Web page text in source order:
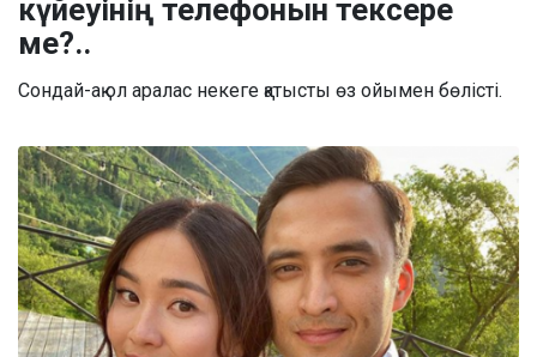
күйеуінің телефонын тексере
ме?..
Сондай-ақ ол аралас некеге қатысты өз ойымен бөлісті.